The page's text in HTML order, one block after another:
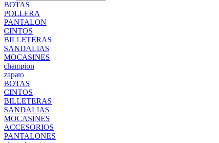
BOTAS
POLLERA
PANTALON
CINTOS
BILLETERAS
SANDALIAS
MOCASINES
champion
zapato
BOTAS
CINTOS
BILLETERAS
SANDALIAS
MOCASINES
ACCESORIOS
PANTALONES